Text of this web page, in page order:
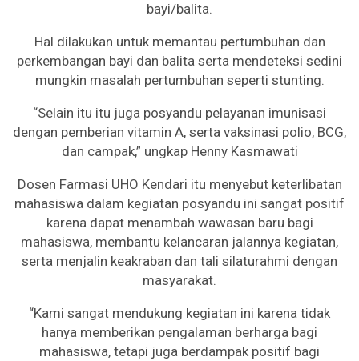
bayi/balita.
Hal dilakukan untuk memantau pertumbuhan dan
perkembangan bayi dan balita serta mendeteksi sedini
mungkin masalah pertumbuhan seperti stunting.
“Selain itu itu juga posyandu pelayanan imunisasi
dengan pemberian vitamin A, serta vaksinasi polio, BCG,
dan campak,” ungkap Henny Kasmawati
Dosen Farmasi UHO Kendari itu menyebut keterlibatan
mahasiswa dalam kegiatan posyandu ini sangat positif
karena dapat menambah wawasan baru bagi
mahasiswa, membantu kelancaran jalannya kegiatan,
serta menjalin keakraban dan tali silaturahmi dengan
masyarakat.
“Kami sangat mendukung kegiatan ini karena tidak
hanya memberikan pengalaman berharga bagi
mahasiswa, tetapi juga berdampak positif bagi